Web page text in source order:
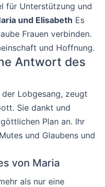
für Unterstützung und
und Elisabeth Es
Frauen verbinden.
und Hoffnung.
Antwort des
Lobgesang, zeugt
Sie dankt und
Plan an. Ihr
und Glaubens und
von Maria
als nur eine